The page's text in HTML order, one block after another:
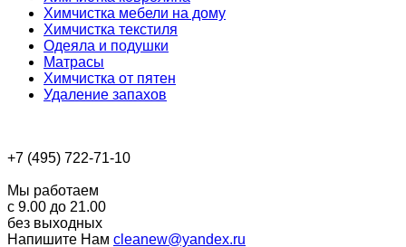
Химчистка мебели на дому
Химчистка текстиля
Одеяла и подушки
Матрасы
Химчистка от пятен
Удаление запахов
+7 (495) 722-71-10
Мы работаем
с 9.00 до 21.00
без выходных
Напишите Нам cleanew@yandex.ru